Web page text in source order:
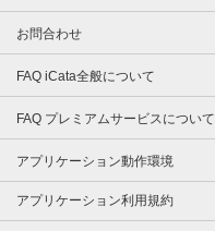
お問合わせ
FAQ iCata全般について
FAQ プレミアムサービスについて
アプリケーション動作環境
アプリケーション利用規約